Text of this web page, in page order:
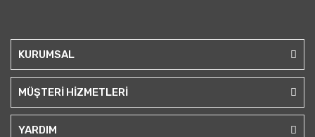
KURUMSAL
MÜŞTERİ HİZMETLERİ
YARDIM